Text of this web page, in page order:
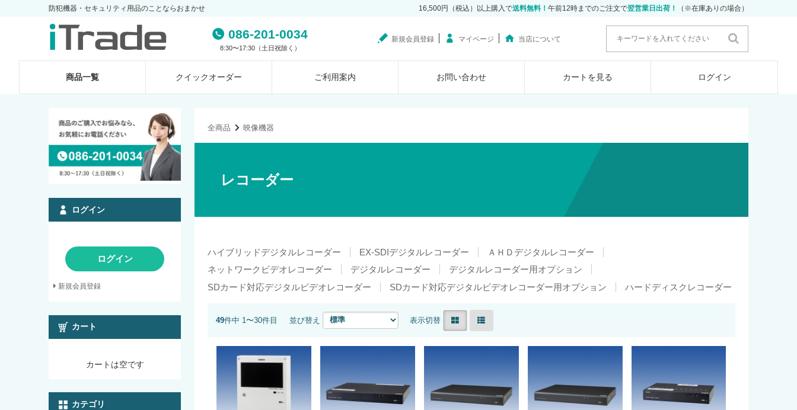
防犯機器・セキュリティ用品のことならおまかせ 16,500円（税込）以上購入で送料無料！ 午前12時までのご注文で翌営業日出荷！ （※在庫ありの場合）
086-201-0034
8:30〜17:30（土日祝除く）
新規会員登録 マイページ 当店について
商品一覧 クイックオーダー ご利用案内 お問い合わせ カートを見る ログイン
全商品 映像機器
レコーダー
ハイブリッドデジタルレコーダー EX-SDIデジタルレコーダー
ＡＨＤデジタルレコーダー
ネットワークビデオレコーダー
デジタルレコーダー
デジタルレコーダー用オプション
SDカード対応デジタルビデオレコーダー
SDカード対応デジタルビデオレコーダー用オプション ハードディスクレコーダー
49件中 1〜30件目 並び替え 表示切替
ログイン
ログイン
新規会員登録
カート
カートは空です
カテゴリ